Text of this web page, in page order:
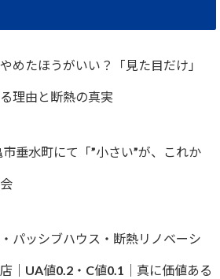
めたほうがいい？「見た目だけ」
理由と断熱の真実
垂水町にて「”小さい”が、これか
パッシブハウス・断熱リノベーシ
｜UA値0.2・C値0.1｜真に価値ある